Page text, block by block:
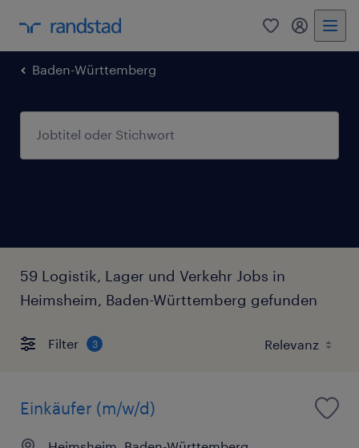
0 Mein
Baden-Württemberg
59 Logistik, Lager und Verkehr Jobs in
Heimsheim, Baden-Württemberg gefunden
Filter 3
Einkäufer (m/w/d)